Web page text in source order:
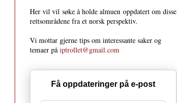
Her vil vil søke å holde almuen oppdatert om disse
rettsområdene fra et norsk perspektiv.
Vi mottar gjerne tips om interessante saker og
temaer på iptrollet@gmail.com
Få oppdateringer på e-post